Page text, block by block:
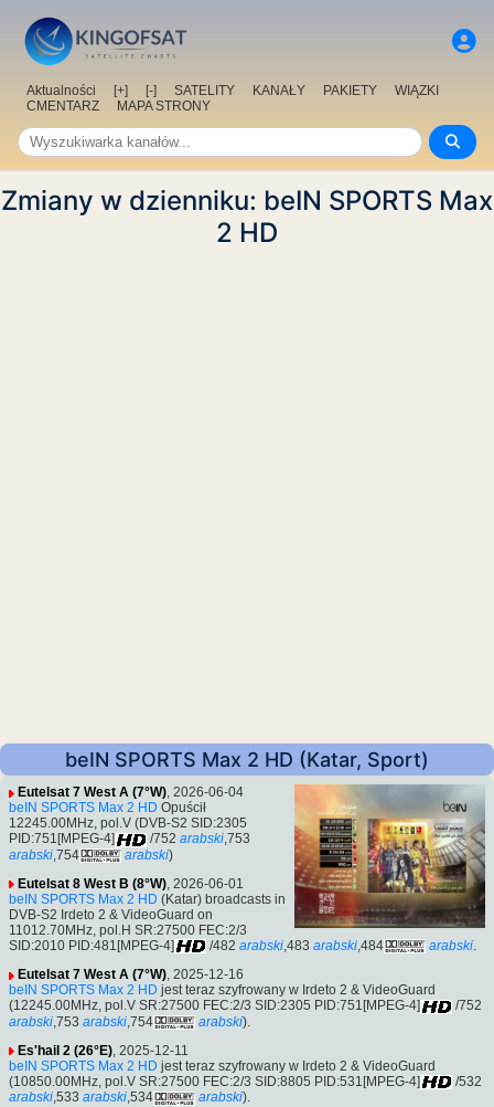
Aktualności [+] [-] SATELITY KANAŁY PAKIETY
WIĄZKI
CMENTARZ
MAPA STRONY
Zmiany w dzienniku: beIN SPORTS Max
2 HD
beIN SPORTS Max 2 HD (Katar, Sport)
Eutelsat 7 West A (7°W), 2026-06-04
beIN SPORTS Max 2 HD Opuścił
12245.00MHz, pol.V (DVB-S2 SID:2305
PID:751[MPEG-4]
/752 arabski,753
arabski ,754 arabski)
Eutelsat 8 West B (8°W), 2026-06-01
beIN SPORTS Max 2 HD (Katar) broadcasts in
DVB-S2 Irdeto 2 & VideoGuard on
11012.70MHz, pol.H SR:27500 FEC:2/3
SID:2010 PID:481[MPEG-4]
/482 arabski,483 arabski,484 arabski.
Eutelsat 7 West A (7°W), 2025-12-16
beIN SPORTS Max 2 HD jest teraz szyfrowany w Irdeto 2 & VideoGuard
(12245.00MHz, pol.V SR:27500 FEC:2/3 SID:2305 PID:751[MPEG-4]
/752
arabski ,753 arabski ,754 arabski).
Es'hail 2 (26°E), 2025-12-11
beIN SPORTS Max 2 HD jest teraz szyfrowany w Irdeto 2 & VideoGuard
(10850.00MHz, pol.V SR:27500 FEC:2/3 SID:8805 PID:531[MPEG-4]
/532
arabski,533 arabski,534 arabski).